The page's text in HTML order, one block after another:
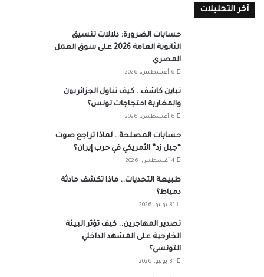
آخر التحليلات
حسابات الضرورة: دلالات تنسيق
الثانوية العامة 2026 على سوق العمل
المصري
6 أغسطس، 2026
تباين كاشف.. كيف تناول الجزائريون
والمغاربة احتجاجات تونس؟
6 أغسطس، 2026
حسابات المصلحة.. لماذا تراجع صوت
“جيل زد” الأمريكي في حرب إيران؟
4 أغسطس، 2026
طبيعة التحديات.. ماذا تكشف حادثة
دمياط؟
31 يوليو، 2026
تصدير المهاجرين.. كيف تؤثر البيئة
الخارجية على المشهد الداخلي
التونسي؟
31 يوليو، 2026